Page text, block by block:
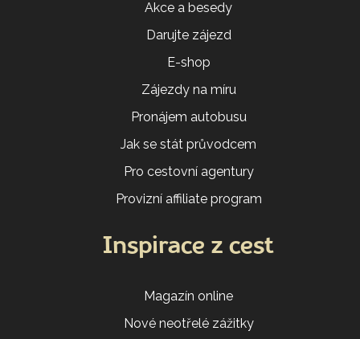
Akce a besedy
Darujte zájezd
E-shop
Zájezdy na míru
Pronájem autobusu
Jak se stát průvodcem
Pro cestovní agentury
Provizní affiliate program
Inspirace z cest
Magazín online
Nové neotřelé zážitky